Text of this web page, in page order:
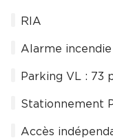
RIA
Alarme incendie
Parking VL : 73
Stationnement
Accès